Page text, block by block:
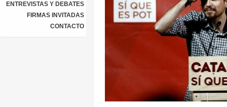
ENTREVISTAS Y DEBATES
FIRMAS INVITADAS
CONTACTO